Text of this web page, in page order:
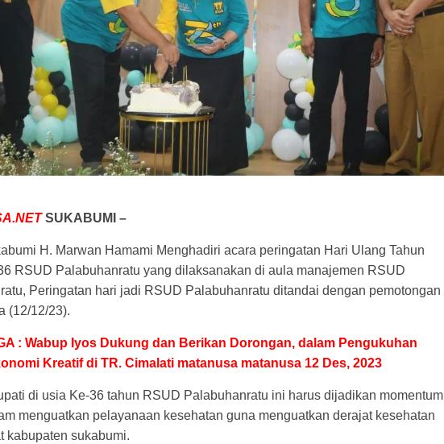
SUKABUMI –
H. Marwan Hamami Menghadiri acara peringatan Hari Ulang Tahun
RSUD Palabuhanratu yang dilaksanakan di aula manajemen RSUD
Peringatan hari jadi RSUD Palabuhanratu ditandai dengan pemotongan
(12/12/23).
: Wabup Iyos Dukung dan Berikan Dorongan, dalam Pengukuhan
Kreatif di TR. Cimalati matanusa matanusa 12 Des, 2023
di usia Ke-36 tahun RSUD Palabuhanratu ini harus dijadikan momentum
menguatkan pelayanaan kesehatan guna menguatkan derajat kesehatan
kabupaten sukabumi.